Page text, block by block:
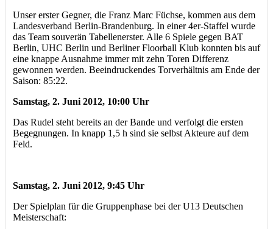
Unser erster Gegner, die Franz Marc Füchse, kommen aus dem
Landesverband Berlin-Brandenburg. In einer 4er-Staffel wurde
das Team souverän Tabellenerster. Alle 6 Spiele gegen BAT
Berlin, UHC Berlin und Berliner Floorball Klub konnten bis auf
eine knappe Ausnahme immer mit zehn Toren Differenz
gewonnen werden. Beeindruckendes Torverhältnis am Ende der
Saison: 85:22.
Samstag, 2. Juni 2012, 10:00 Uhr
Das Rudel steht bereits an der Bande und verfolgt die ersten
Begegnungen. In knapp 1,5 h sind sie selbst Akteure auf dem
Feld.
Samstag, 2. Juni 2012, 9:45 Uhr
Der Spielplan für die Gruppenphase bei der U13 Deutschen
Meisterschaft: